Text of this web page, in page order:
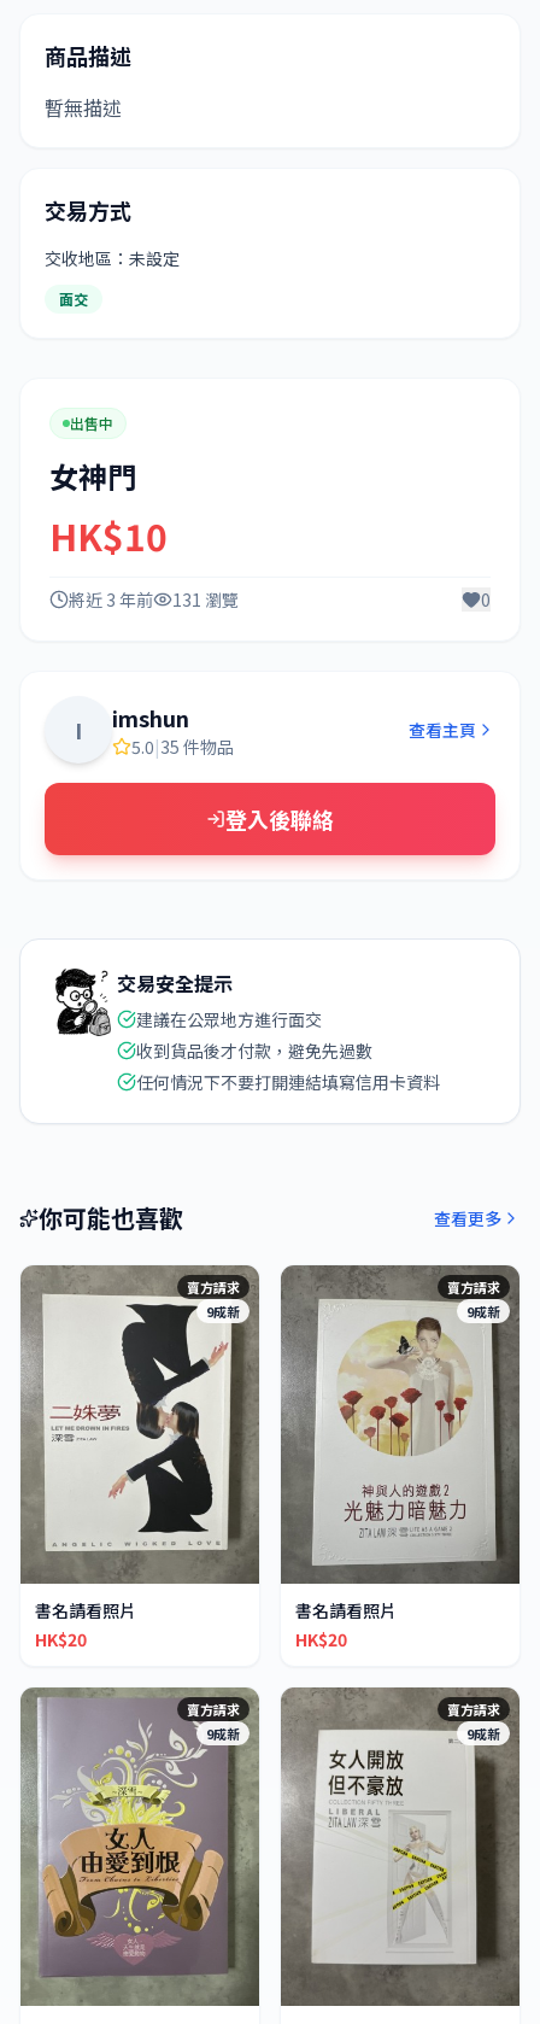
商品描述
暫無描述
交易方式
交收地區：未設定
面交
出售中
女神門
HK$10
將近 3 年前 131 瀏覽 0
I imshun
5.0|35 件物品
查看主頁
登入後聯絡
交易安全提示
建議在公眾地方進行面交
收到貨品後才付款，避免先過數
任何情況下不要打開連結填寫信用卡資料
你可能也喜歡 查看更多
賣方請求
9成新
書名請看照片
HK$20
賣方請求
9成新
書名請看照片
HK$20
賣方請求
9成新
賣方請求
9成新